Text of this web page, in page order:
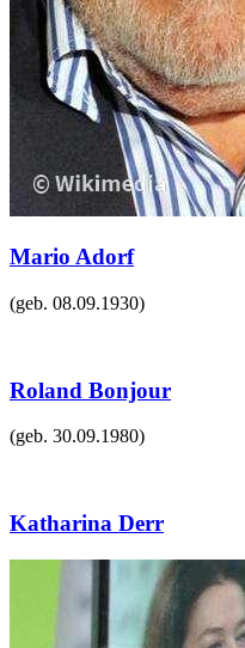
Mario Adorf
(geb. 08.09.1930)
Roland Bonjour
(geb. 30.09.1980)
Katharina Derr